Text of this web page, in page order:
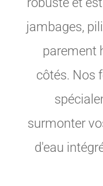
jambages,
parement
côtés. Nos
surmonter
d'eau